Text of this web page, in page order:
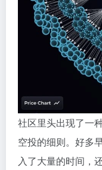
社区里头出现了一
空投的细则。好多
入了大量的时间，